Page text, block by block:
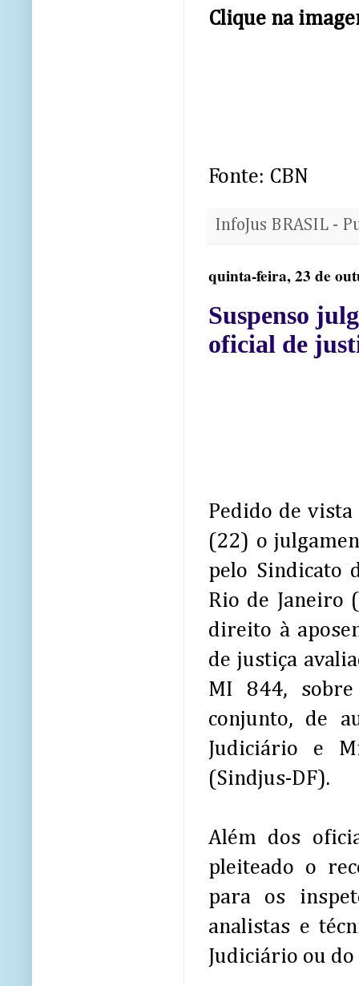
Clique na
Fonte: CBN
InfoJus BRASIL -
quinta-feira, 23 de
Suspenso
oficial de
Pedido de
(22) o
pelo Sindicato
Rio de Janeiro
direito à
de justiça
MI 844,
conjunto, de
Judiciário e
(Sindjus-DF).
Além dos
pleiteado o
para os
analistas e
Judiciário ou